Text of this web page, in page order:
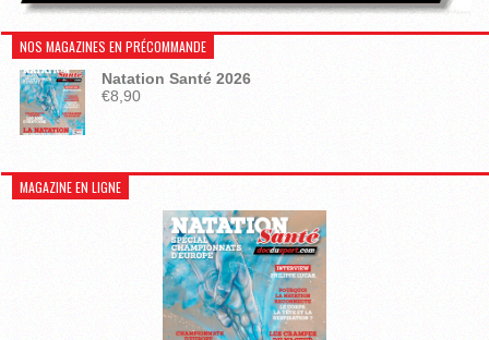
NOS MAGAZINES EN PRÉCOMMANDE
Natation Santé 2026
€8,90
MAGAZINE EN LIGNE